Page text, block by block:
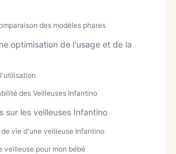
des modèles phares
optimisation de l'usage et de la
des Veilleuses Infantino
sur les veilleuses Infantino
vie d'une veilleuse Infantino
veilleuse pour mon bébé